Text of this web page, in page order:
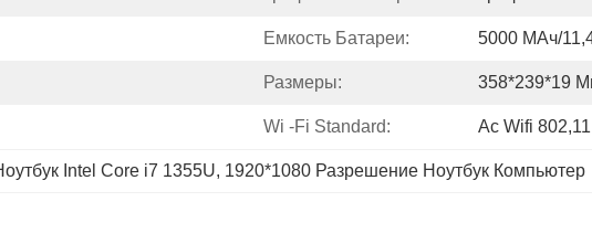
Емкость Батареи: 5000 МАч/
Размеры: 358*239*19
Wi -Fi Standard: Ac Wifi 802,11
Intel Core i7 1355U, 1920*1080 Разрешение Ноутбук Компьютер